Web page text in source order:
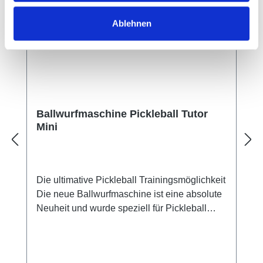
Ablehnen
Ballwurfmaschine Pickleball Tutor
Mini
Die ultimative Pickleball Trainingsmöglichkeit
Die neue Ballwurfmaschine ist eine absolute
Neuheit und wurde speziell für Pickleball